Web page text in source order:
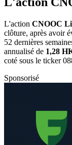
L'action CNOOC
clôture, après avoir
52 dernières
annualisé de 1,28
coté sous le ticker
Sponsorisé